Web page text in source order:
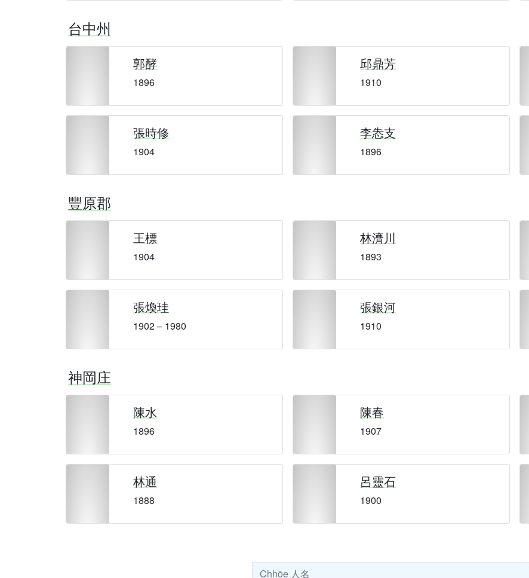
台中州
郭酵
1896
邱鼎芳
1910
張時修
1904
李怣支
1896
豐原郡
王標
1904
林濟川
1893
張煥珪
1902 – 1980
張銀河
1910
神岡庄
陳水
1896
陳春
1907
林通
1888
呂靈石
1900